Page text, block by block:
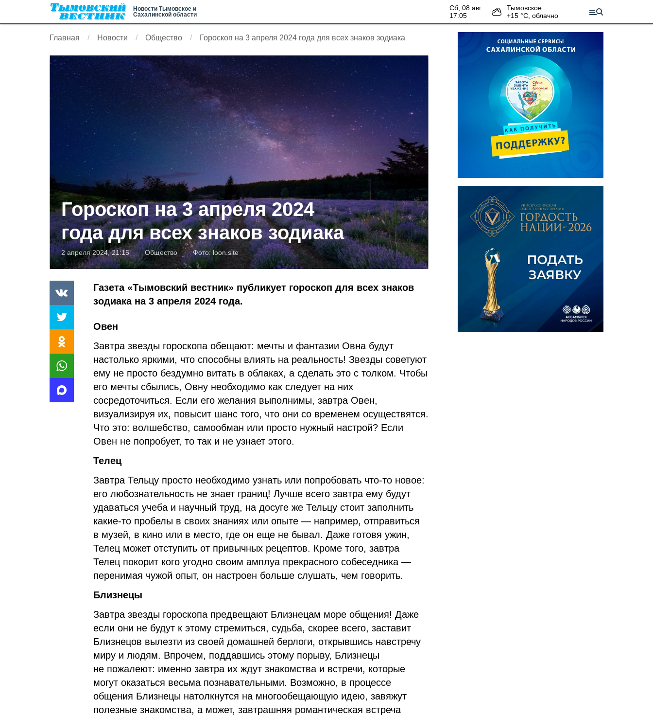
Новости Тымовское и
Сахалинской области
сб, 08 авг.
17:05
Тымовское
+15 °С, облачно
Главная Новости Общество Гороскоп на 3 апреля 2024 года для всех знаков зодиака
Гороскоп на 3 апреля 2024
года для всех знаков зодиака
2 апреля 2024, 21:15 Общество Фото:loon.site
Газета «Тымовский вестник» публикует гороскоп для всех знаков
зодиака на 3 апреля 2024 года.
Овен
Завтра звезды гороскопа обещают: мечты и фантазии Овна будут
настолько яркими, что способны влиять на реальность! Звезды советуют
ему не просто бездумно витать в облаках, а сделать это с толком. Чтобы
его мечты сбылись, Овну необходимо как следует на них
сосредоточиться. Если его желания выполнимы, завтра Овен,
визуализируя их, повысит шанс того, что они со временем осуществятся.
Что это: волшебство, самообман или просто нужный настрой? Если
Овен не попробует, то так и не узнает этого.
Телец
Завтра Тельцу просто необходимо узнать или попробовать что-то новое:
его любознательность не знает границ! Лучше всего завтра ему будут
удаваться учеба и научный труд, на досуге же Тельцу стоит заполнить
какие-то пробелы в своих знаниях или опыте — например, отправиться
в музей, в кино или в место, где он еще не бывал. Даже готовя ужин,
Телец может отступить от привычных рецептов. Кроме того, завтра
Телец покорит кого угодно своим амплуа прекрасного собеседника —
перенимая чужой опыт, он настроен больше слушать, чем говорить.
Близнецы
Завтра звезды гороскопа предвещают Близнецам море общения! Даже
если они не будут к этому стремиться, судьба, скорее всего, заставит
Близнецов вылезти из своей домашней берлоги, открывшись навстречу
миру и людям. Впрочем, поддавшись этому порыву, Близнецы
не пожалеют: именно завтра их ждут знакомства и встречи, которые
могут оказаться весьма познавательными. Возможно, в процессе
общения Близнецы натолкнутся на многообещающую идею, завяжут
полезные знакомства, а может, завтрашняя романтическая встреча